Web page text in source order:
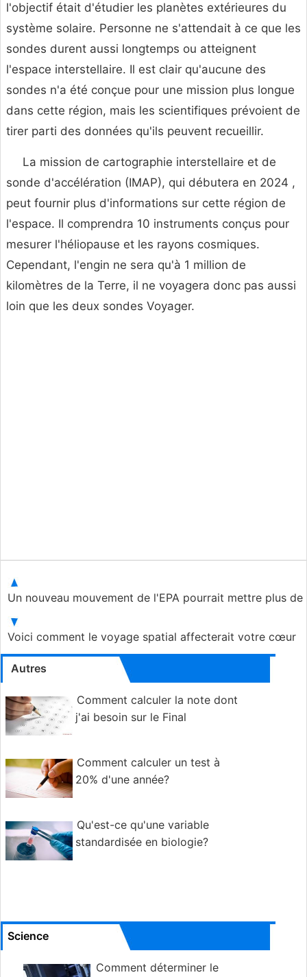
l'objectif était d'étudier les planètes extérieures du
système solaire. Personne ne s'attendait à ce que les
sondes durent aussi longtemps ou atteignent
l'espace interstellaire. Il est clair qu'aucune des
sondes n'a été conçue pour une mission plus longue
dans cette région, mais les scientifiques prévoient de
tirer parti des données qu'ils peuvent recueillir.
La mission de cartographie interstellaire et de
sonde d'accélération (IMAP), qui débutera en 2024 ,
peut fournir plus d'informations sur cette région de
l'espace. Il comprendra 10 instruments conçus pour
mesurer l'héliopause et les rayons cosmiques.
Cependant, l'engin ne sera qu'à 1 million de
kilomètres de la Terre, il ne voyagera donc pas aussi
loin que les deux sondes Voyager.
Un nouveau mouvement de l'EPA pourrait mettre plus
Voici comment le voyage spatial affecterait votre cœur
Autres
Comment calculer la note dont
j'ai besoin sur le Final
Comment calculer un test à
20% d'une année?
Qu'est-ce qu'une variable
standardisée en biologie?
Science
Comment déterminer le